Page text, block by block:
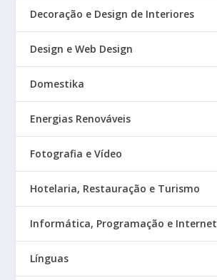
Decoração e Design de Interiores
Design e Web Design
Domestika
Energias Renováveis
Fotografia e Vídeo
Hotelaria, Restauração e Turismo
Informática, Programação e Internet
Línguas